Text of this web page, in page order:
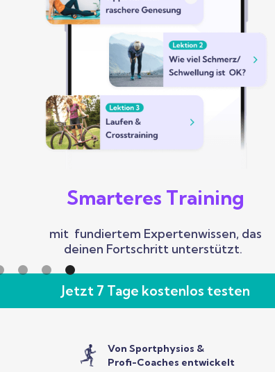
Smarteres Training
mit fundiertem Expertenwissen, das
deinen Fortschritt unterstützt.
Dein Coach
Maryke kombiniert Expertise mit aktuellen
Forschungsergebnissen für sicheres Laufen.
5.
Jetzt 7 Tage kostenlos testen
Von Sportphysios &
Profi-Coaches entwickelt